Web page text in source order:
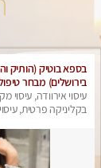
בספא בוטיק (הותיק
בירושלים) מבחר
עם שמנים חמים לגוף
עיסוי אירוודה, עיסוי
בקליניקה פרטית,